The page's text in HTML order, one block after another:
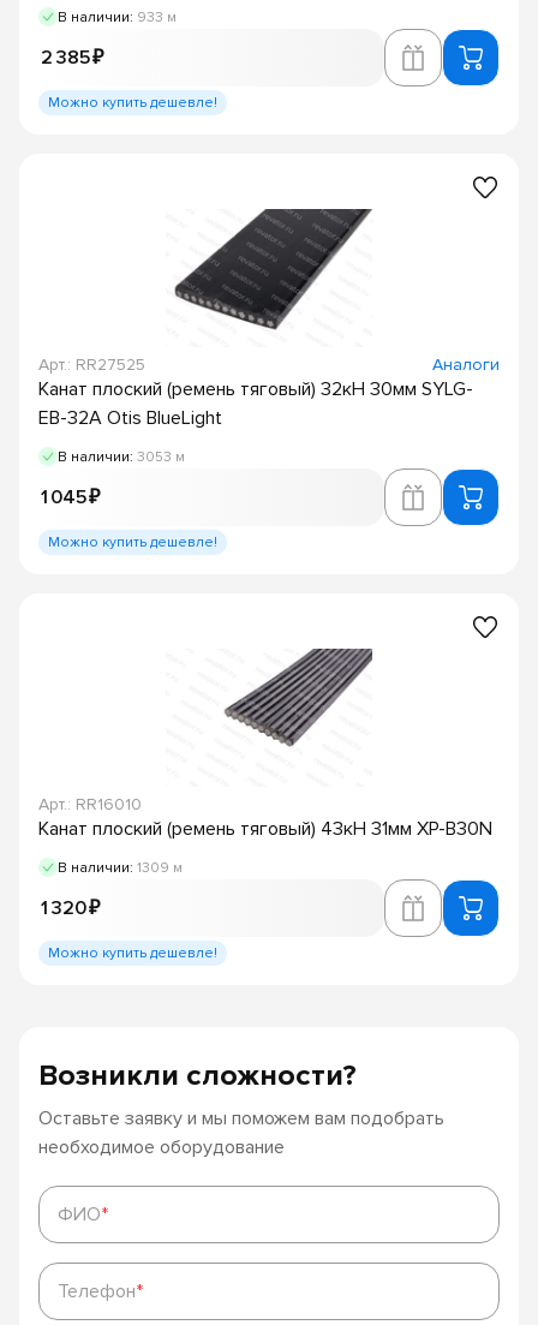
В наличии: 933 м
2 385 ₽
Можно купить дешевле!
Арт.: RR27525 Аналоги
Канат плоский (ремень тяговый) 32кН 30мм SYLG-
EB-32A Otis BlueLight
В наличии: 3053 м
1 045 ₽
Можно купить дешевле!
Арт.: RR16010
Канат плоский (ремень тяговый) 43кН 31мм XP-B30N
В наличии: 1309 м
1 320 ₽
Можно купить дешевле!
Возникли сложности?
Оставьте заявку и мы поможем вам подобрать
необходимое оборудование
ФИО*
ФИО*
Телефон*
Телефон*